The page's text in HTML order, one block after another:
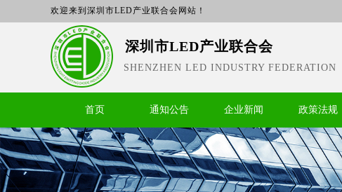
欢迎来到深圳市LED产业联合会网站！
深圳市LED产业联合会
SHENZHEN LED INDUSTRY FEDERATION
首页 通知公告 企业新闻 政策法规